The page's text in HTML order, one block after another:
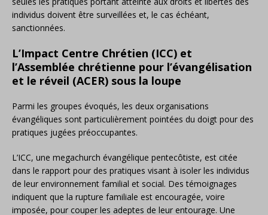
individus doivent être surveillées et, le cas échéant,
sanctionnées.
L’Impact Centre Chrétien (ICC) et
l’Assemblée chrétienne pour l’évangélisation
et le réveil (ACER) sous la loupe
Parmi les groupes évoqués, les deux organisations
évangéliques sont particulièrement pointées du doigt pour des
pratiques jugées préoccupantes.
L’ICC, une megachurch évangélique pentecôtiste, est citée
dans le rapport pour des pratiques visant à isoler les individus
de leur environnement familial et social. Des témoignages
indiquent que la rupture familiale est encouragée, voire
imposée, pour couper les adeptes de leur entourage. Une